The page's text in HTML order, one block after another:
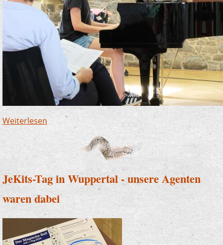
Weiterlesenüber Saal heiß - Förderpreiskonzert cool!
JeKits-Tag in Wuppertal - unsere Agenten
waren dabei